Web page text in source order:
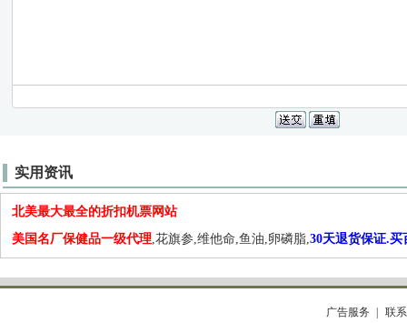
实用资讯
北美最大最全的折扣机票网站
美国名厂保健品一级代理,花旗参,维他命,鱼油,卵磷脂,30天退货保证.买
广告服务 联